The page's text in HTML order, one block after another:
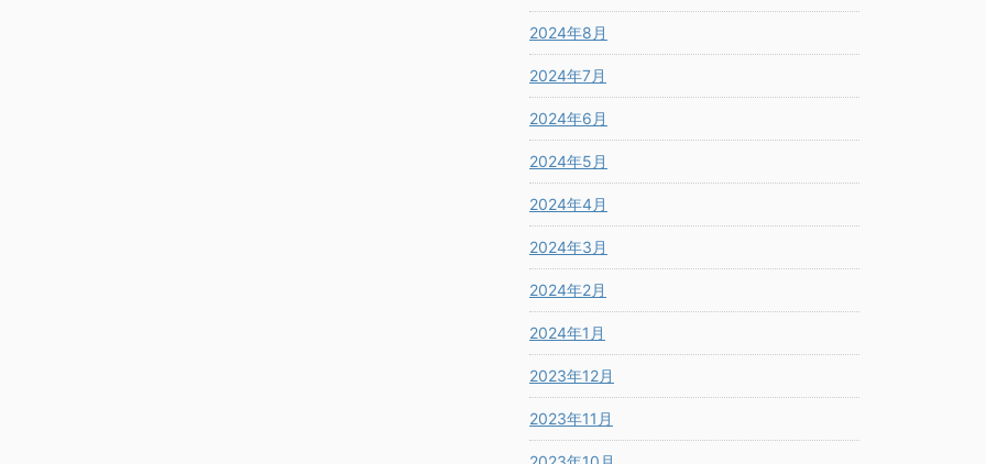
2024年8月
2024年7月
2024年6月
2024年5月
2024年4月
2024年3月
2024年2月
2024年1月
2023年12月
2023年11月